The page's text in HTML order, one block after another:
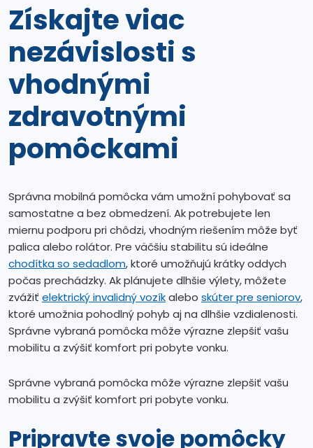
Získajte viac
nezávislosti s
vhodnými
zdravotnými
pomôckami
Správna mobilná pomôcka vám umožní pohybovať sa
samostatne a bez obmedzení. Ak potrebujete len
miernu podporu pri chôdzi, vhodným riešením môže byť
palica alebo rolátor. Pre väčšiu stabilitu sú ideálne
chodítka so sedadlom, ktoré umožňujú krátky oddych
počas prechádzky. Ak plánujete dlhšie výlety, môžete
zvážiť elektrický invalidný vozíkalebo skúter pre seniorov,
ktoré umožnia pohodlný pohyb aj na dlhšie vzdialenosti.
Správne vybraná pomôcka môže výrazne zlepšiť vašu
mobilitu a zvýšiť komfort pri pobyte vonku.
Správne vybraná pomôcka môže výrazne zlepšiť vašu
mobilitu a zvýšiť komfort pri pobyte vonku.
Pripravte svoje pomôcky